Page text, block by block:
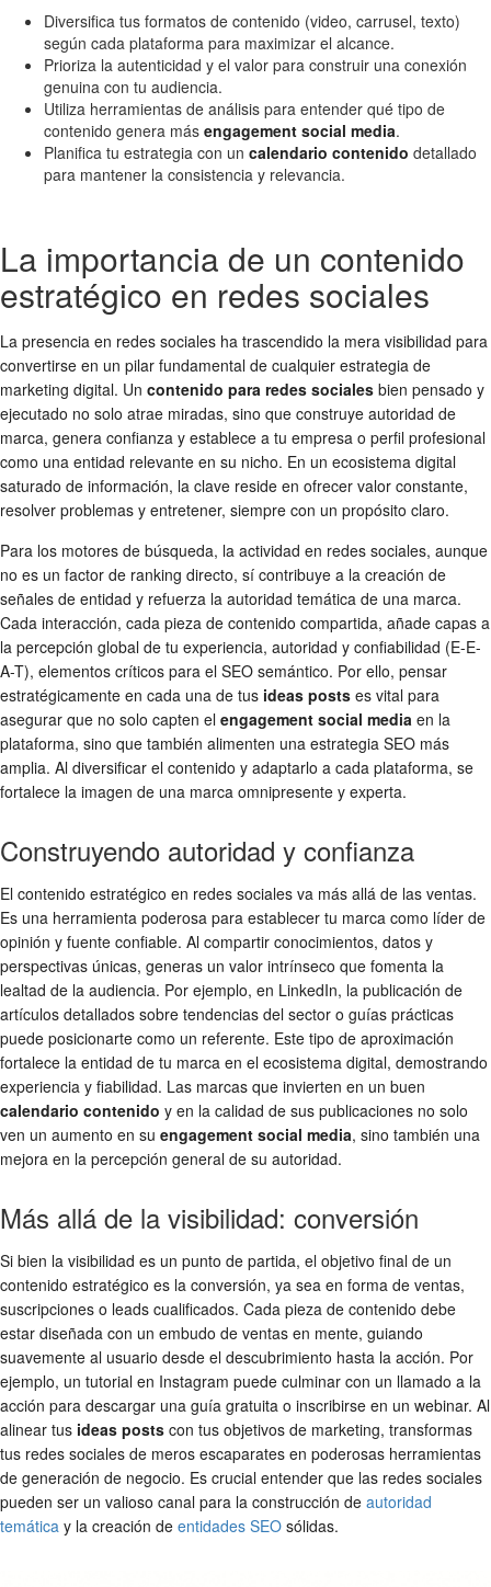
Diversifica tus formatos de contenido (video, carrusel, texto)
según cada plataforma para maximizar el alcance.
Prioriza la autenticidad y el valor para construir una conexión
genuina con tu audiencia.
Utiliza herramientas de análisis para entender qué tipo de
contenido genera más engagement social media.
Planifica tu estrategia con un calendario contenido detallado
para mantener la consistencia y relevancia.
La importancia de un contenido
estratégico en redes sociales
La presencia en redes sociales ha trascendido la mera visibilidad para
convertirse en un pilar fundamental de cualquier estrategia de
marketing digital. Un contenido para redes sociales bien pensado y
ejecutado no solo atrae miradas, sino que construye autoridad de
marca, genera confianza y establece a tu empresa o perfil profesional
como una entidad relevante en su nicho. En un ecosistema digital
saturado de información, la clave reside en ofrecer valor constante,
resolver problemas y entretener, siempre con un propósito claro.
Para los motores de búsqueda, la actividad en redes sociales, aunque
no es un factor de ranking directo, sí contribuye a la creación de
señales de entidad y refuerza la autoridad temática de una marca.
Cada interacción, cada pieza de contenido compartida, añade capas a
la percepción global de tu experiencia, autoridad y confiabilidad (E-E-
A-T), elementos críticos para el SEO semántico. Por ello, pensar
estratégicamente en cada una de tus ideas posts es vital para
asegurar que no solo capten el engagement social media en la
plataforma, sino que también alimenten una estrategia SEO más
amplia. Al diversificar el contenido y adaptarlo a cada plataforma, se
fortalece la imagen de una marca omnipresente y experta.
Construyendo autoridad y confianza
El contenido estratégico en redes sociales va más allá de las ventas.
Es una herramienta poderosa para establecer tu marca como líder de
opinión y fuente confiable. Al compartir conocimientos, datos y
perspectivas únicas, generas un valor intrínseco que fomenta la
lealtad de la audiencia. Por ejemplo, en LinkedIn, la publicación de
artículos detallados sobre tendencias del sector o guías prácticas
puede posicionarte como un referente. Este tipo de aproximación
fortalece la entidad de tu marca en el ecosistema digital, demostrando
experiencia y fiabilidad. Las marcas que invierten en un buen
calendario contenido y en la calidad de sus publicaciones no solo
ven un aumento en su engagement social media, sino también una
mejora en la percepción general de su autoridad.
Más allá de la visibilidad: conversión
Si bien la visibilidad es un punto de partida, el objetivo final de un
contenido estratégico es la conversión, ya sea en forma de ventas,
suscripciones o leads cualificados. Cada pieza de contenido debe
estar diseñada con un embudo de ventas en mente, guiando
suavemente al usuario desde el descubrimiento hasta la acción. Por
ejemplo, un tutorial en Instagram puede culminar con un llamado a la
acción para descargar una guía gratuita o inscribirse en un webinar. Al
alinear tus ideas posts con tus objetivos de marketing, transformas
tus redes sociales de meros escaparates en poderosas herramientas
de generación de negocio. Es crucial entender que las redes sociales
pueden ser un valioso canal para la construcción de autoridad
temática y la creación de entidades SEO sólidas.